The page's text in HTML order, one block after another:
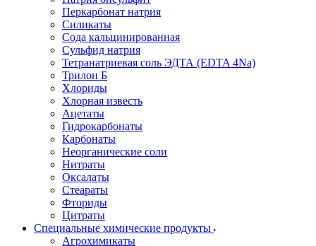
Перкарбонат натрия
Силикаты
Сода кальцинированная
Сульфид натрия
Тетранатриевая соль ЭДТА (EDTA 4Na)
Трилон Б
Хлориды
Хлорная известь
Ацетаты
Гидрокарбонаты
Карбонаты
Неорганические соли
Нитраты
Оксалаты
Стеараты
Фториды
Цитраты
Специальные химические продукты
Агрохимикаты